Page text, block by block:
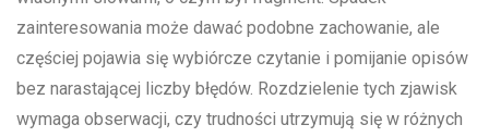
zainteresowania może dawać podobne zachowanie, ale
częściej pojawia się wybiórcze czytanie i pomijanie opisów
bez narastającej liczby błędów. Rozdzielenie tych zjawisk
wymaga obserwacji, czy trudności utrzymują się w różnych